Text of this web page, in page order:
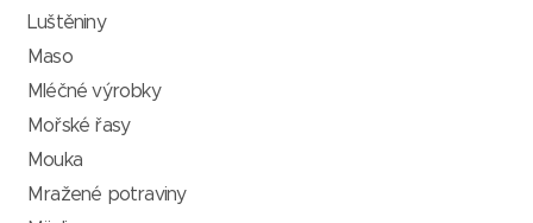
Luštěniny
Maso
Mléčné výrobky
Mořské řasy
Mouka
Mražené potraviny